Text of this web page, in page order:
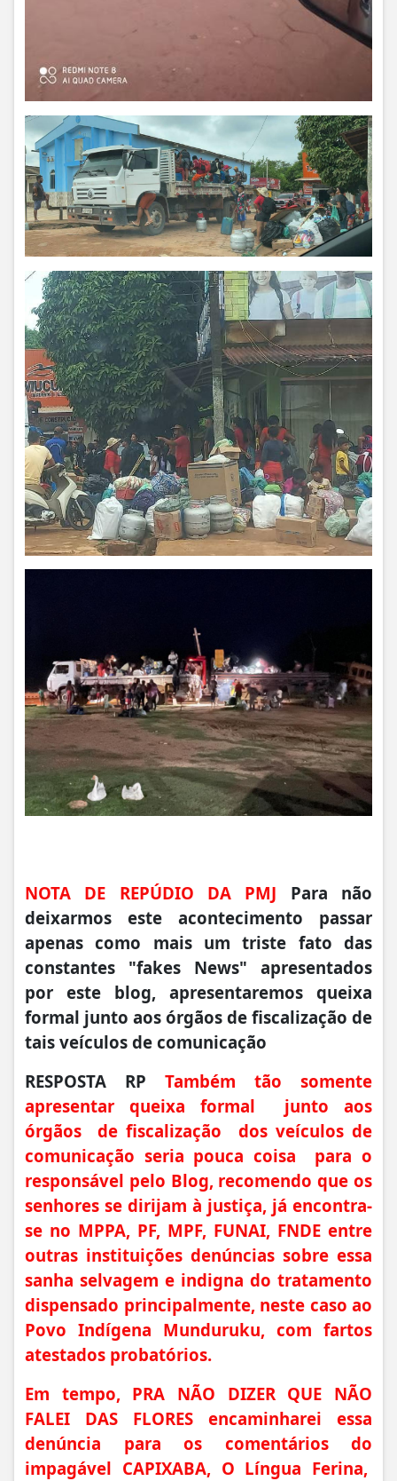
NOTA DE REPÚDIO DA PMJ
Para não
deixarmos este acontecimento passar
apenas como mais um triste fato das
constantes "fakes News" apresentados
por este blog, apresentaremos queixa
formal junto aos órgãos de fiscalização de
tais veículos de comunicação
RESPOSTA RP
Também tão somente
apresentar queixa formal junto aos
órgãos de fiscalização dos veículos de
comunicação seria pouca coisa para o
responsável pelo Blog, recomendo que os
senhores se dirijam à justiça, já encontra-
se no MPPA, PF, MPF, FUNAI, FNDE entre
outras instituições denúncias sobre essa
sanha selvagem e indigna do tratamento
dispensado principalmente, neste caso ao
Povo Indígena Munduruku, com fartos
atestados probatórios.
Em tempo, PRA NÃO DIZER QUE NÃO
FALEI DAS FLORES encaminharei essa
denúncia para os comentários do
impagável CAPIXABA, O Língua Ferina,